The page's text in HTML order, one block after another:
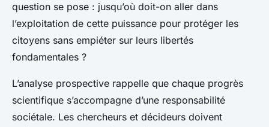
question se pose : jusqu’où doit-on aller dans
l’exploitation de cette puissance pour protéger les
citoyens sans empiéter sur leurs libertés
fondamentales ?
L’analyse prospective rappelle que chaque progrès
scientifique s’accompagne d’une responsabilité
sociétale. Les chercheurs et décideurs doivent